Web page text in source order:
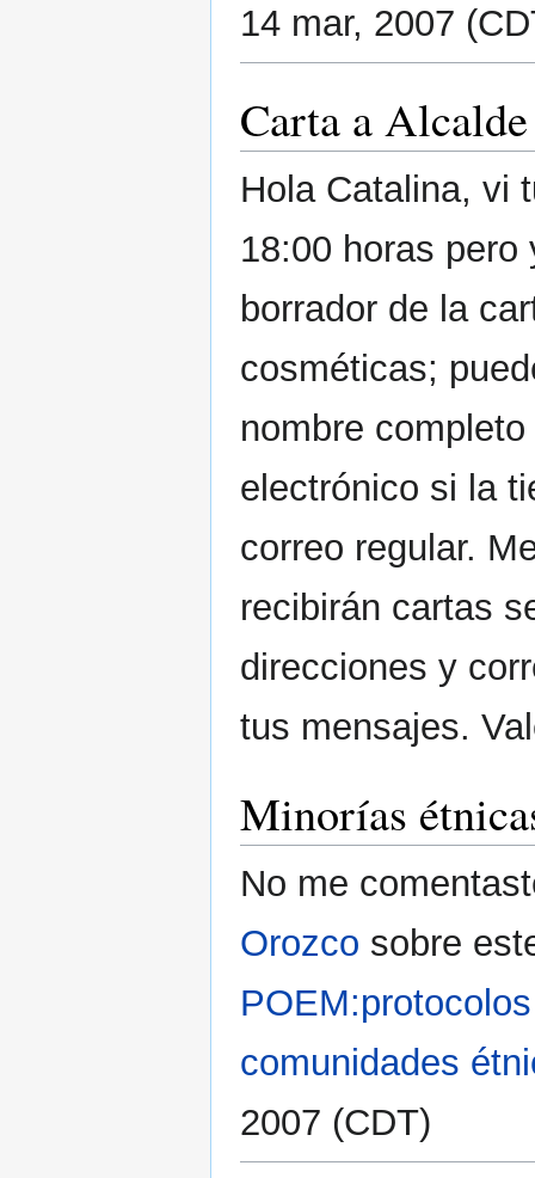
14 mar, 2007
Carta a
Hola Catalina, vi
18:00 horas
borrador de la
cosméticas;
nombre
electrónico si la
correo regular.
recibirán cartas
direcciones y
tus mensajes.
Minorías
No me
Orozco sobre
comunidades
2007 (CDT)